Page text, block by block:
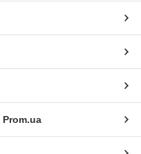
Prom.ua